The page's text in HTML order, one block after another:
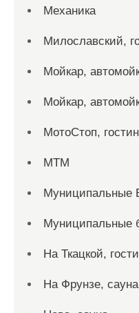
Механика
Милославский,
Мойкар,
Мойкар,
МотоСтоп,
МТМ
Муниципальные
Муниципальные
На Ткацкой,
На Фрунзе, сауна